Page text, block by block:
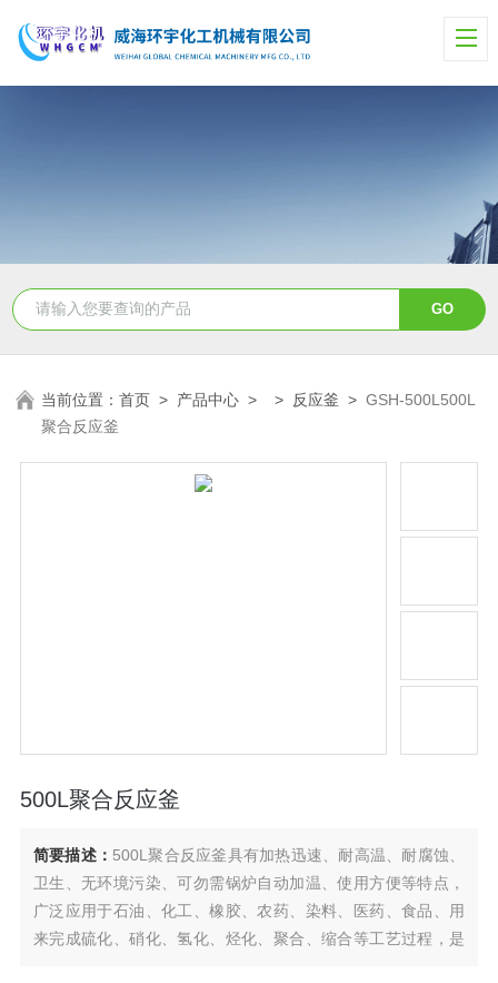
当前位置：首页 > 产品中心 > > 反应釜 >GSH-500L500L
聚合反应釜
500L聚合反应釜
简要描述： 500L聚合反应釜具有加热迅速、耐高温、耐腐蚀、
卫生、无环境污染、可勿需锅炉自动加温、使用方便等特点，
广泛应用于石油、化工、橡胶、农药、染料、医药、食品、用
来完成硫化、硝化、氢化、烃化、聚合、缩合等工艺过程，是